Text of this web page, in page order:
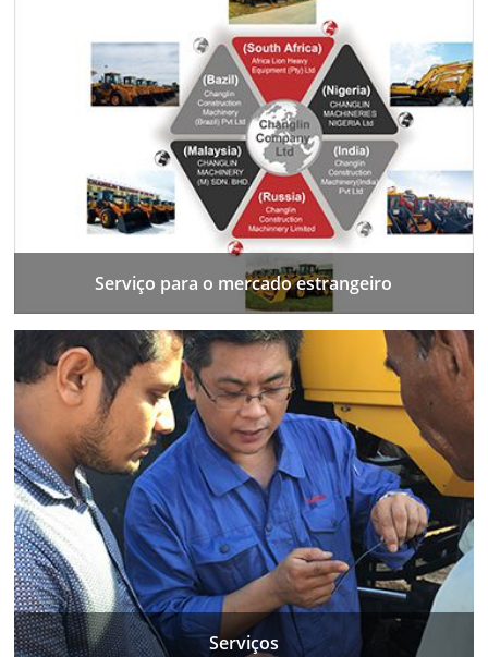
Serviço para o mercado estrangeiro
Serviços